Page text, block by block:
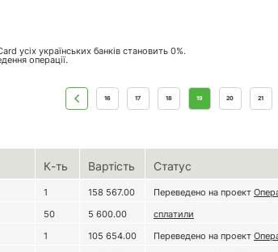
усіх українських банків становить 0%.
операції.
16 17 18 19 20 21
К-ть Вартість Статус
1 158 567.00 Переведено на проект
50 5 600.00
сплатили
1 105 654.00 Переведено на проект